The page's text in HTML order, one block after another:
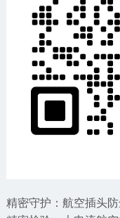
精密守护：航空插头